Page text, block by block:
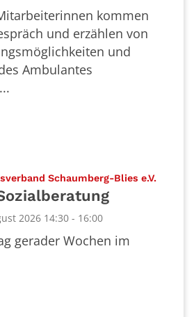
kommen
und erzählen von
und
Ambulantes
Schaumberg-Blies e.V.
2026 14:30 - 16:00
gerader Wochen im